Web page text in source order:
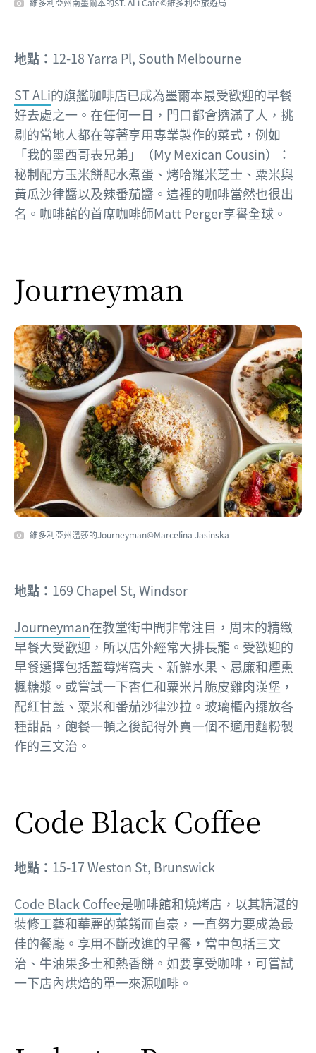
維多利亞州南墨爾本的ST. ALi Cafe©維多利亞旅遊局
地點： 12-18 Yarra Pl, South Melbourne
ST ALi的旗艦咖啡店已成為墨爾本最受歡迎的早餐
好去處之一。在任何一日，門口都會擠滿了人，挑
剔的當地人都在等著享用專業製作的菜式，例如
「我的墨西哥表兄弟」（My Mexican Cousin）：
秘制配方玉米餅配水煮蛋、烤哈羅米芝士、粟米與
黃瓜沙律醬以及辣番茄醬。這裡的咖啡當然也很出
名。咖啡館的首席咖啡師Matt Perger享譽全球。
Journeyman
維多利亞州溫莎的Journeyman©Marcelina Jasinska
地點： 169 Chapel St, Windsor
Journeyman在教堂街中間非常注目，周末的精緻
早餐大受歡迎，所以店外經常大排長龍。受歡迎的
早餐選擇包括藍莓烤窩夫、新鮮水果、忌廉和煙熏
楓糖漿。或嘗試一下杏仁和粟米片脆皮雞肉漢堡，
配紅甘藍、粟米和番茄沙律沙拉。玻璃櫃內擺放各
種甜品，飽餐一頓之後記得外賣一個不適用麵粉製
作的三文治。
Code Black Coffee
地點： 15-17 Weston St, Brunswick
Code Black Coffee是咖啡館和燒烤店，以其精湛的
裝修工藝和華麗的菜餚而自豪，一直努力要成為最
佳的餐廳。享用不斷改進的早餐，當中包括三文
治、牛油果多士和熱香餅。如要享受咖啡，可嘗試
一下店內烘焙的單一來源咖啡。